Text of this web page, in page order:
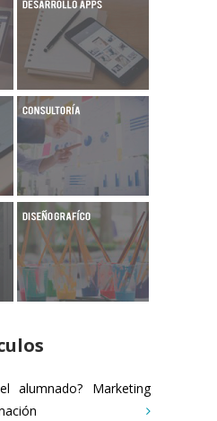
alumnado? Marketing